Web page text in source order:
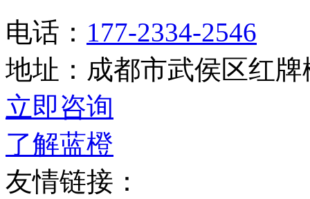
电话： 177-2334-2546
地址：成都市武侯区红
立即咨询
了解蓝橙
友情链接：